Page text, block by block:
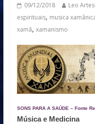
09/12/2018 Leo
espirituais, musica
xamã, xamanismo
SONS PARA A SAÚDE – Fonte
Música e Medicina